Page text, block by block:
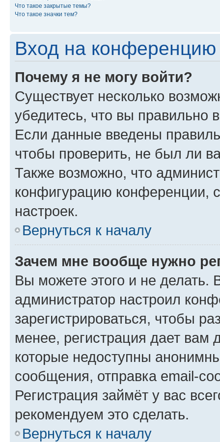
Что такое закрытые темы?
Что такое значки тем?
Вход на конференцию
Почему я не могу войти?
Существует несколько
убедитесь, что вы правильно
Если данные введены
чтобы проверить, не был ли
Также возможно, что
конфигурацию конференции,
настроек.
Вернуться к началу
Зачем мне вообще нужно
Вы можете этого и не делать.
администратор настроил
зарегистрироваться, чтобы
менее, регистрация дает вам
которые недоступны
сообщения, отправка email-
Регистрация займёт у вас
рекомендуем это сделать.
Вернуться к началу